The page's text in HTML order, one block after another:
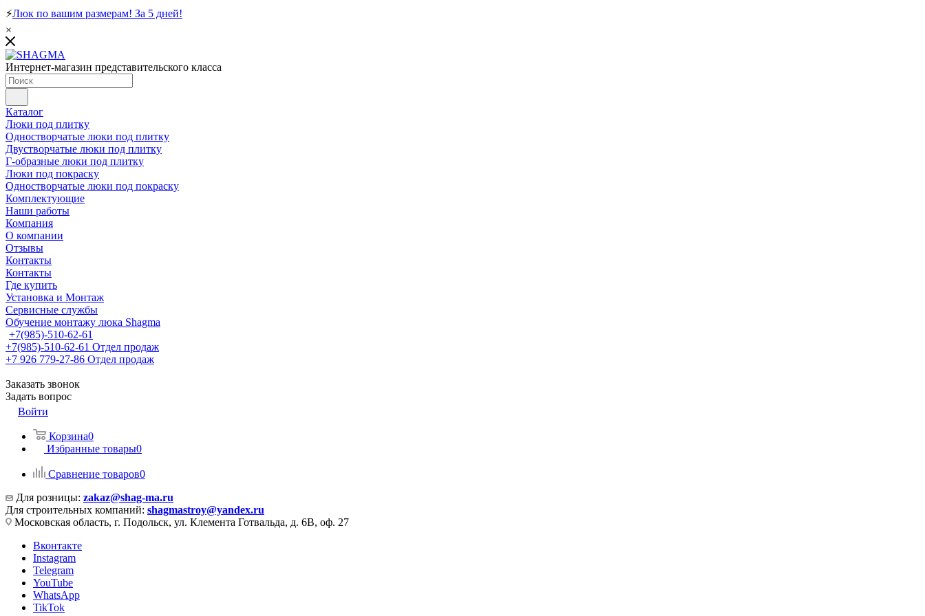
⚡Люк по вашим размерам! За 5 дней!
×
Интернет-магазин представительского класса
Каталог
Люки под плитку
Одностворчатые люки под плитку
Двустворчатые люки под плитку
Г-образные люки под плитку
Люки под покраску
Одностворчатые люки под покраску
Комплектующие
Наши работы
Компания
О компании
Отзывы
Контакты
Контакты
Где купить
Установка и Монтаж
Сервисные службы
Обучение монтажу люка Shagma
+7(985)-510-62-61
+7(985)-510-62-61 Отдел продаж
‪+7 926 779-27-86‬ Отдел продаж
Заказать звонок
Задать вопрос
Войти
Корзина0
Избранные товары0
Сравнение товаров0
Для розницы: zakaz@shag-ma.ru
Для строительных компаний: shagmastroy@yandex.ru
Московская область, г. Подольск, ул. Клемента Готвальда, д. 6В, оф. 27
Вконтакте
Instagram
Telegram
YouTube
WhatsApp
TikTok